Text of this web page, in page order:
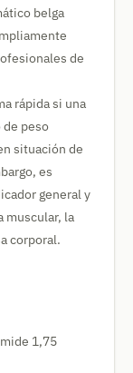
belga
de
rápida si una
de peso
situación de
es
general y
muscular, la
corporal.
1,75